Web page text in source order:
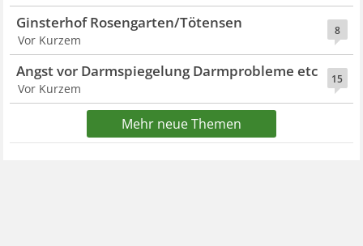
8
Ginsterhof Rosengarten/Tötensen
Vor Kurzem
15
Angst vor Darmspiegelung Darmprobleme etc
Vor Kurzem
Mehr neue Themen